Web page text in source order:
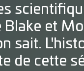
Blake et
sait.
de cette